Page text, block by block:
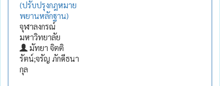
(ปรับปรุงกฎหมาย
พยานหลักฐาน)
จุฬาลงกรณ์
มหาวิทยาลัย
มัทยา จิตติ
รัตน์;จรัญ ภักดีธนา
กุล